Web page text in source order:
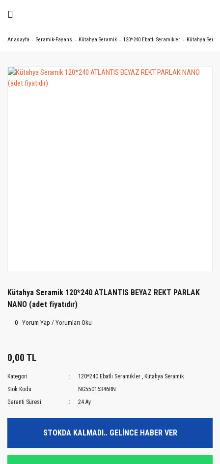
Anasayfa Seramik-Fayans Kütahya Seramik 120*240 Ebatlı Seramikler Kütahya
Kütahya Seramik 120*240 ATLANTIS BEYAZ REKT PARLAK
NANO (adet fiyatıdır)
0 - Yorum Yap / Yorumları Oku
0,00 TL
Kategori 120*240 Ebatlı Seramikler , Kütahya Seramik
Stok Kodu
NG55016346RN
Garanti Süresi
24 Ay
STOKDA KALMADI.. GELİNCE HABER VER